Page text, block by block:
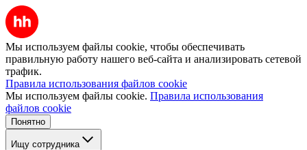
Мы используем файлы cookie, чтобы обеспечивать
правильную работу нашего веб-сайта и анализировать сетевой
трафик.
Правила использования файлов cookie
Мы используем файлы cookie. Правила использования
файлов cookie
Понятно
Ищу сотрудника